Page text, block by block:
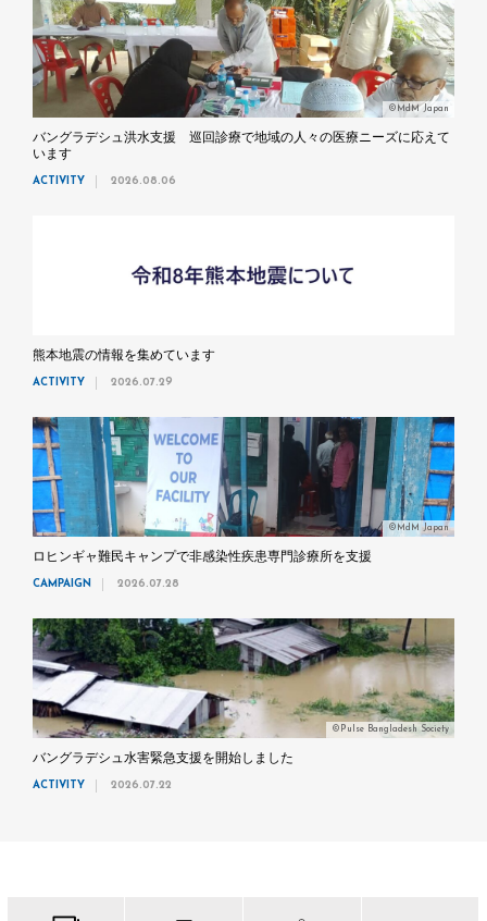
©MdM Japan
バングラデシュ洪水支援 巡回診療で地域の人々の医療ニーズに応えて
います
ACTIVITY 2026.08.06
熊本地震の情報を集めています
ACTIVITY 2026.07.29
©MdM Japan
ロヒンギャ難民キャンプで非感染性疾患専門診療所を支援
CAMPAIGN 2026.07.28
©Pulse Bangladesh Society
バングラデシュ水害緊急支援を開始しました
ACTIVITY 2026.07.22